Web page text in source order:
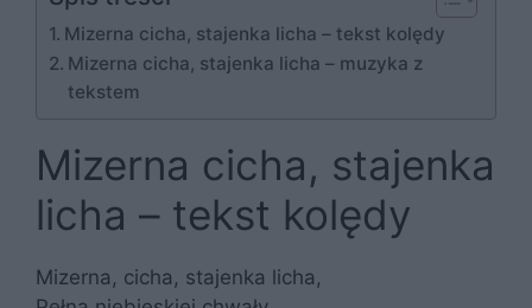
Mizerna cicha, stajenka licha – tekst kolędy
Mizerna cicha, stajenka licha – muzyka z
tekstem
Mizerna cicha, stajenka
licha – tekst kolędy
Mizerna, cicha, stajenka licha,